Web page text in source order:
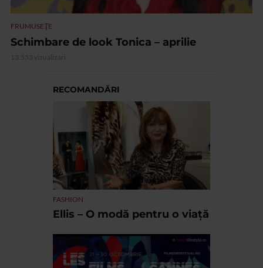
FRUMUSEŢE
Schimbare de look Tonica – aprilie
13.553 vizualizari
RECOMANDĂRI
FASHION
Ellis – O modă pentru o viață